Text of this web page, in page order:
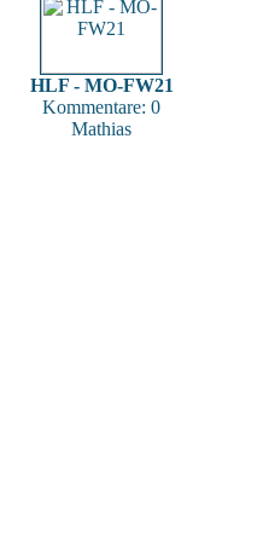
HLF - MO-FW21
Kommentare: 0
Mathias